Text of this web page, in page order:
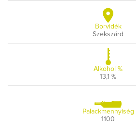
Borvidék
Szekszárd
Alkohol %
13,1 %
Palackmennyiség
1100